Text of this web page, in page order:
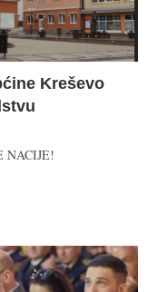
Kreševo
NACIJE!